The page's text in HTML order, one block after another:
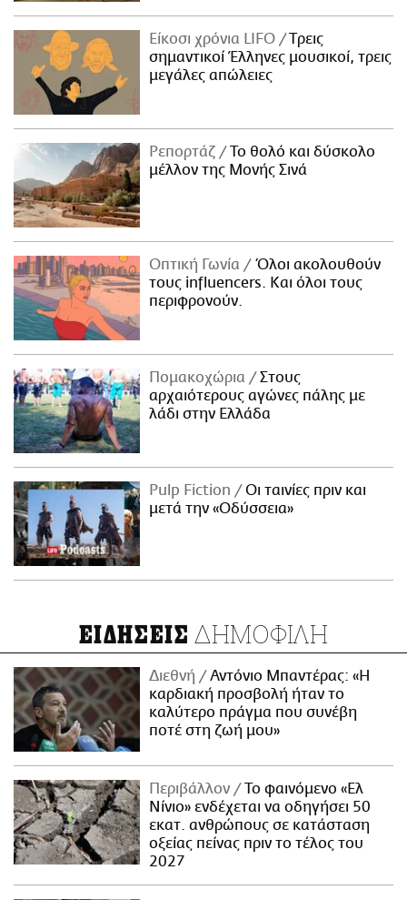
Είκοσι χρόνια LIFO
Tρεις
σημαντικοί Έλληνες μουσικοί, τρεις
μεγάλες απώλειες
Ρεπορτάζ
Το θολό και δύσκολο
μέλλον της Μονής Σινά
Οπτική Γωνία
Όλοι ακολουθούν
τους influencers. Και όλοι τους
περιφρονούν.
Πομακοχώρια
Στους
αρχαιότερους αγώνες πάλης με
λάδι στην Ελλάδα
Pulp Fiction
Οι ταινίες πριν και
μετά την «Οδύσσεια»
ΕΙΔΗΣΕΙΣ ΔΗΜΟΦΙΛΗ
Διεθνή
Αντόνιο Μπαντέρας: «Η
καρδιακή προσβολή ήταν το
καλύτερο πράγμα που συνέβη
ποτέ στη ζωή μου»
Περιβάλλον
Το φαινόμενο «Ελ
Νίνιο» ενδέχεται να οδηγήσει 50
εκατ. ανθρώπους σε κατάσταση
οξείας πείνας πριν το τέλος του
2027